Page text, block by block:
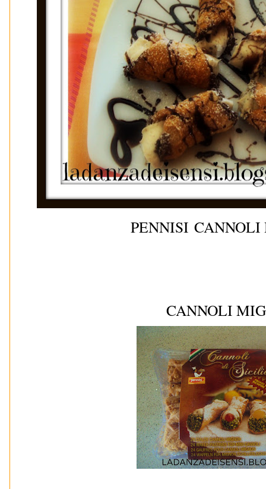
PENNISI
CANNOLI